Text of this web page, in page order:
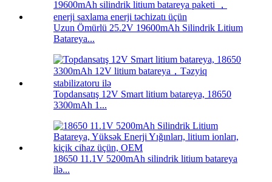
Uzun Ömürlü 25.2V 19600mAh Silindrik Litium
Batareya...
Topdansatış 12V Smart litium batareya, 18650
3300mAh 1...
18650 11.1V 5200mAh silindrik litium batareya
ilə...